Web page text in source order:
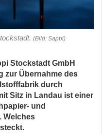
(Bild: Sappi)
Stockstadt GmbH
zur Übernahme des
durch
Sitz in Landau ist einer
und
Welches